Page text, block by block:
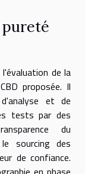
de la
proposée. Il
et de
tests par des
du
sourcing des
de confiance.